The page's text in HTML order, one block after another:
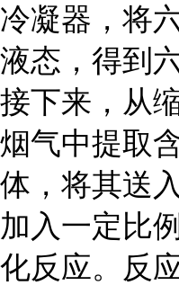
冷凝器，将
液态，得到
接下来，从
烟气中提取
体，将其送
加入一定比
化反应。反